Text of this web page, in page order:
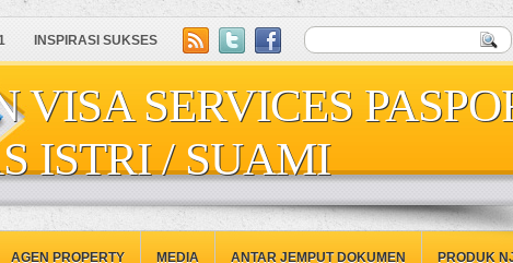
INSPIRASI SUKSES
VISA SERVICES
ISTRI / SUAMI
AGEN PROPERTY MEDIA ANTAR JEMPUT DOKUMEN PRODUK